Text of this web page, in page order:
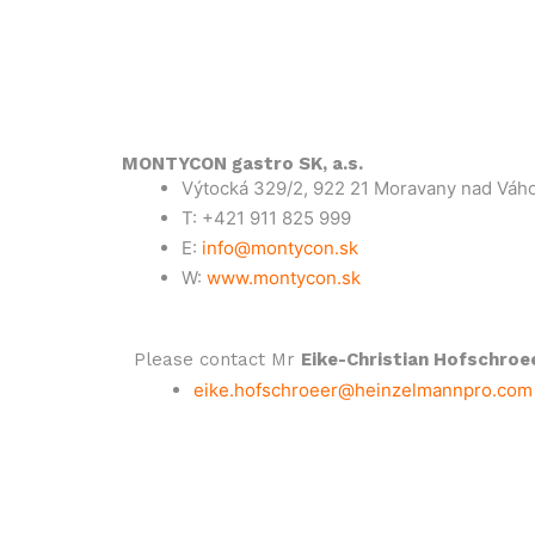
MONTYCON gastro SK, a.s.
Výtocká 329/2, 922 21 Moravany nad
T: +421 911 825 999
E: info@montycon.sk
W: www.montycon.sk
Please contact Mr Eike-Christian
eike.hofschroeer@heinzelmannpro.com